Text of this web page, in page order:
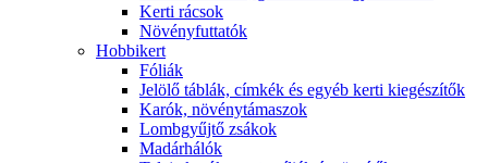
Kerti rácsok
Növényfuttatók
Hobbikert
Fóliák
Jelölő táblák, címkék és egyéb kerti kiegészítők
Karók, növénytámaszok
Lombgyűjtő zsákok
Madárhálók